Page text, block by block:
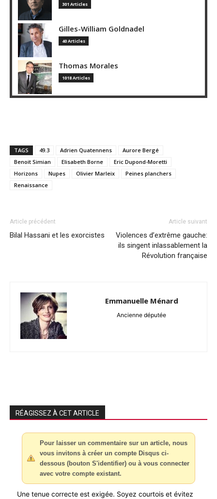
301 Articles
Gilles-William Goldnadel
40 Articles
Thomas Morales
1018 Articles
TAGS 49.3 Adrien Quatennens
Aurore Bergé
Benoit Simian
Elisabeth Borne
Eric Dupond-Moretti
Horizons
Nupes Olivier Marleix
Peines planchers
Renaissance
Article précédent
Bilal Hassani et les exorcistes
Article suivant
Violences d’extrême gauche:
ils singent inlassablement la
Révolution française
Emmanuelle Ménard
Ancienne députée
RÉAGISSEZ À CET ARTICLE
Pour laisser un commentaire sur un article, nous
vous invitons à créer un compte Disqus ci-
dessous (bouton S'identifier) ou à vous connecter
avec votre compte existant.
Une tenue correcte est exigée. Soyez courtois et évitez